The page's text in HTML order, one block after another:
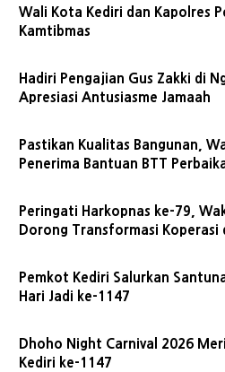
Wali Kota Kediri dan Kapolres
Kamtibmas
Hadiri Pengajian Gus Zakki di
Apresiasi Antusiasme Jamaah
Pastikan Kualitas Bangunan,
Penerima Bantuan BTT
Peringati Harkopnas ke-79,
Dorong Transformasi Koperasi
Pemkot Kediri Salurkan
Hari Jadi ke-1147
Dhoho Night Carnival 2026
Kediri ke-1147